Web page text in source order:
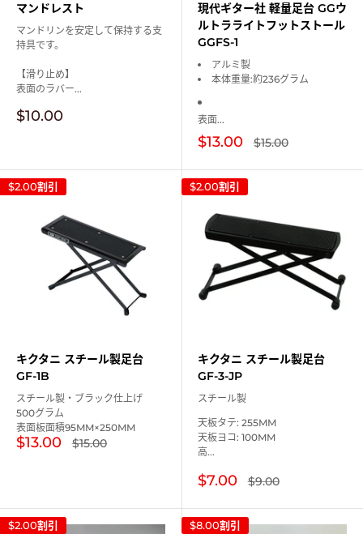
マンドレスト
マンドリンを安定して保持する支
持具です。
【滑り止め】
表面のラバー...
販
$10.00
現代ギター社 軽量足台 GGウ
ルトラライトフットストール
GGFS-1
アルミ製
本体重量:約236グラム
表面...
販
価
格
$13.00 通
常
$15.00
$2.00割引
キクタニ スチール製足台
GF-1B
スチール製・ブラック仕上げ
500グラム
表面板面積95MM×250MM
販
$13.00 通
常
$15.00
$2.00割引
キクタニ スチール製足台
GF-3-JP
スチール製
天板タテ: 255MM
天板ヨコ: 100MM
高...
販
価
格
$7.00 通
常
格
$9.00
$2.00割引 $8.00割引